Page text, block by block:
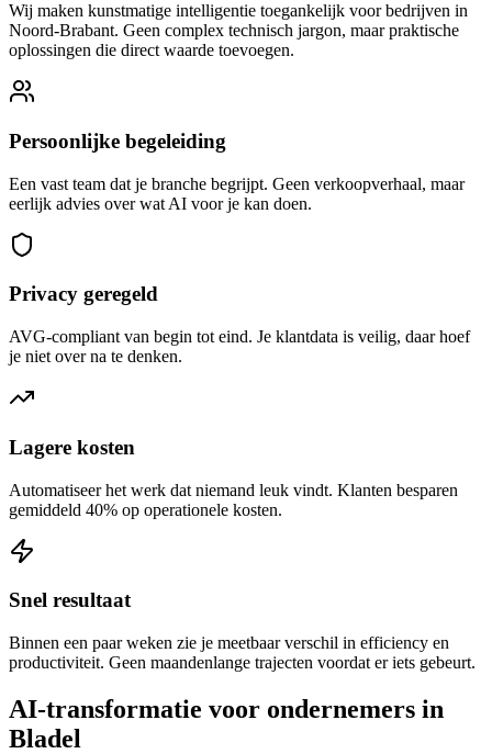
Wij maken kunstmatige intelligentie toegankelijk voor bedrijven in
Noord-Brabant. Geen complex technisch jargon, maar praktische
oplossingen die direct waarde toevoegen.
Persoonlijke begeleiding
Een vast team dat je branche begrijpt. Geen verkoopverhaal, maar
eerlijk advies over wat AI voor je kan doen.
Privacy geregeld
AVG-compliant van begin tot eind. Je klantdata is veilig, daar hoef
je niet over na te denken.
Lagere kosten
Automatiseer het werk dat niemand leuk vindt. Klanten besparen
gemiddeld 40% op operationele kosten.
Snel resultaat
Binnen een paar weken zie je meetbaar verschil in efficiency en
productiviteit. Geen maandenlange trajecten voordat er iets gebeurt.
AI-transformatie voor ondernemers in
Bladel